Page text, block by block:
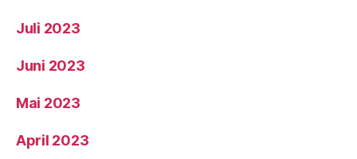
Juli 2023
Juni 2023
Mai 2023
April 2023